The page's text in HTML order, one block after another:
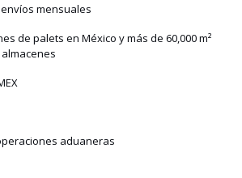
mensuales
de palets en México y más de 60,000 m²
almacenes
aduaneras